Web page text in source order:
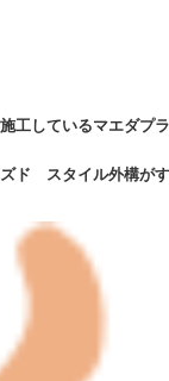
工しているマエダプ
ド スタイル外構が